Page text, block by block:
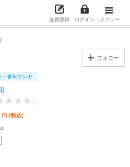
会員登録 ログイン メニュー
フォロー
・青年マンガ
(0)
円 (税込)
る
カート
る
る